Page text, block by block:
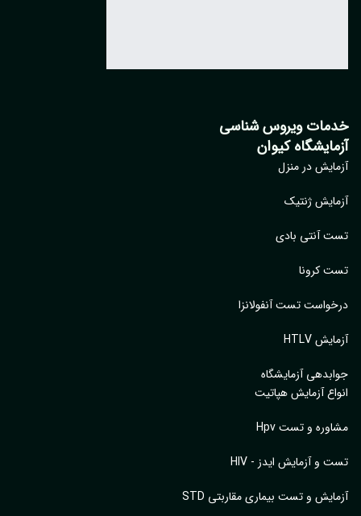
خدمات ویروس شناسی
آزمایشگاه کیوان
آزمایش در منزل
آزمایش ژنتیک
تست آنتی بادی
تست کرونا
درخواست تست آنفولانزا
آزمایش HTLV
جوابدهی آزمایشگاه
انواع آزمایش هپاتیت
مشاوره و تست Hpv
تست و آزمایش ایدز - HIV
آزمایش و تست بیماری مقاربتی STD